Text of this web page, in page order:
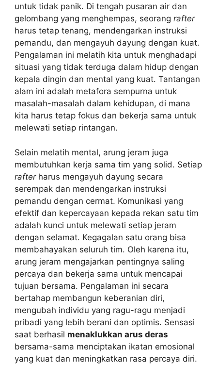
untuk tidak panik. Di tengah pusaran air dan
gelombang yang menghempas, seorang rafter
harus tetap tenang, mendengarkan instruksi
pemandu, dan mengayuh dayung dengan kuat.
Pengalaman ini melatih kita untuk menghadapi
situasi yang tidak terduga dalam hidup dengan
kepala dingin dan mental yang kuat. Tantangan
alam ini adalah metafora sempurna untuk
masalah-masalah dalam kehidupan, di mana
kita harus tetap fokus dan bekerja sama untuk
melewati setiap rintangan.
Selain melatih mental, arung jeram juga
membutuhkan kerja sama tim yang solid. Setiap
rafterharus mengayuh dayung secara
serempak dan mendengarkan instruksi
pemandu dengan cermat. Komunikasi yang
efektif dan kepercayaan kepada rekan satu tim
adalah kunci untuk melewati setiap jeram
dengan selamat. Kegagalan satu orang bisa
membahayakan seluruh tim. Oleh karena itu,
arung jeram mengajarkan pentingnya saling
percaya dan bekerja sama untuk mencapai
tujuan bersama. Pengalaman ini secara
bertahap membangun keberanian diri,
mengubah individu yang ragu-ragu menjadi
pribadi yang lebih berani dan optimis. Sensasi
saat berhasil menaklukkan arus deras
bersama-sama menciptakan ikatan emosional
yang kuat dan meningkatkan rasa percaya diri.